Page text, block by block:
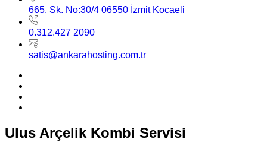
665. Sk. No:30/4 06550 İzmit Kocaeli
0.312.427 2090
satis@ankarahosting.com.tr
Ulus Arçelik Kombi Servisi